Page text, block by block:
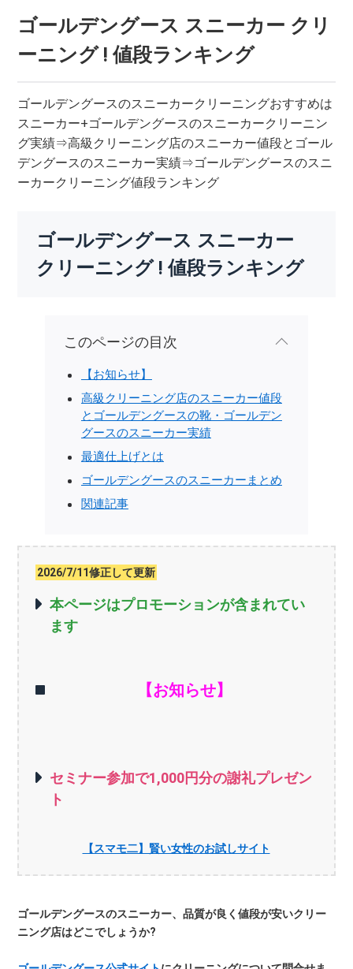
ゴールデングース スニーカー クリ
ーニング ! 値段ランキング
ゴールデングースのスニーカークリーニングおすすめは
スニーカー+ゴールデングースのスニーカークリーニン
グ実績⇒高級クリーニング店のスニーカー値段とゴール
デングースのスニーカー実績⇒ゴールデングースのスニ
ーカークリーニング値段ランキング
ゴールデングース スニーカー
クリーニング ! 値段ランキング
このページの目次
【お知らせ】
高級クリーニング店のスニーカー値段
とゴールデングースの靴・ゴールデン
グースのスニーカー実績
最適仕上げとは
ゴールデングースのスニーカーまとめ
関連記事
2026/7/11修正して更新
本ページはプロモーションが含まれてい
ます
【お知らせ】
セミナー参加で1,000円分の謝礼プレゼン
ト
【スマモ二】賢い女性のお試しサイト
ゴールデングースのスニーカー、品質が良く値段が安いクリー
ニング店はどこでしょうか?